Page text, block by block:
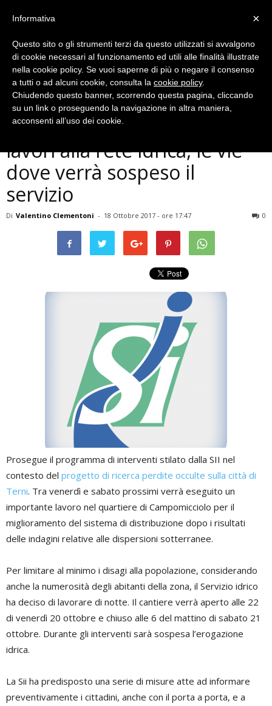
Cronaca
Terni, previsti per venerdì
lavori alla rete idrica, le vie
dove verrà sospeso il
servizio
Di Valentino Clementoni - 18 Ottobre 2017 - ore 17:47 0
Prosegue il programma di interventi stilato dalla SII nel
contesto del progetto di ricerca perdite occulte sulla città di
Terni. Tra venerdì e sabato prossimi verrà eseguito un
importante lavoro nel quartiere di Campomicciolo per il
miglioramento del sistema di distribuzione dopo i risultati
delle indagini relative alle dispersioni sotterranee.
Per limitare al minimo i disagi alla popolazione, considerando
anche la numerosità degli abitanti della zona, il Servizio idrico
ha deciso di lavorare di notte. Il cantiere verrà aperto alle 22
di venerdì 20 ottobre e chiuso alle 6 del mattino di sabato 21
ottobre. Durante gli interventi sarà sospesa l’erogazione
idrica.
La Sii ha predisposto una serie di misure atte ad informare
preventivamente i cittadini, anche con il porta a porta, e a
×
Informativa
Questo sito o gli strumenti terzi da questo utilizzati si avvalgono
di cookie necessari al funzionamento ed utili alle finalità illustrate
nella cookie policy. Se vuoi saperne di più o negare il consenso
a tutti o ad alcuni cookie, consulta la cookie policy.
Chiudendo questo banner, scorrendo questa pagina, cliccando
su un link o proseguendo la navigazione in altra maniera,
acconsenti all’uso dei cookie.